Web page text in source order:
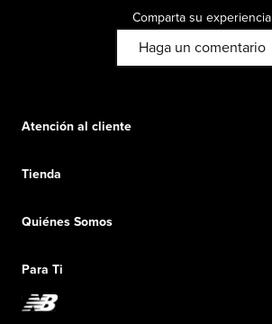
Comparta su experiencia
Haga un comentario
Atención al cliente
Iniciar una devolución
Conviértete en miembro
Tienda
Tarjetas de regalo
Exclusiones de ventas
Reconsidered
Quiénes Somos
Liderazgo responsable
Fundación New Balance
Carreras
Para Ti
Descuentos especiales